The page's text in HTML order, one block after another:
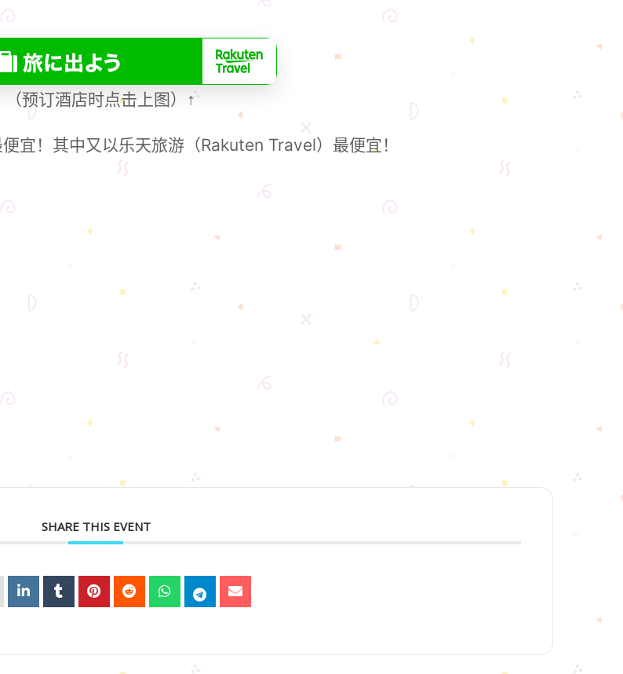
（预订酒店时点击上图） ↑
宜！其中又以乐天旅游（Rakuten Travel）最便宜！
SHARE THIS EVENT